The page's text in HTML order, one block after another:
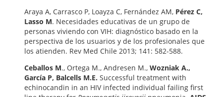
Araya A, Carrasco P, Loayza C, Fernández AM, Pérez C,
Lasso M. Necesidades educativas de un grupo de
personas viviendo con VIH: diagnóstico basado en la
perspectiva de los usuarios y de los profesionales que
los atienden. Rev Med Chile 2013; 141: 582-588.
Ceballos M., Ortega M., Andresen M., Wozniak A.,
García P, Balcells M.E. Successful treatment with
echinocandin in an HIV infected individual failing first